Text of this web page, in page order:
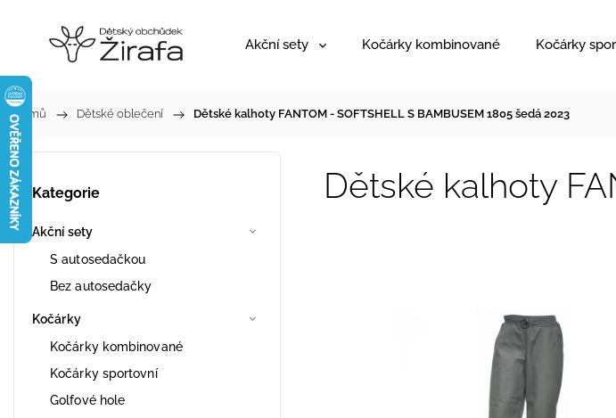
Akční sety Kočárky kombinované Kočárky
Domů / Dětské oblečení / Dětské kalhoty FANTOM - SOFTSHELL S BAMBUSEM 1805 šedá 2023
Kategorie
Akční sety
S autosedačkou
Bez autosedačky
Kočárky
Kočárky kombinované
Kočárky sportovní
Golfové hole
Dětské kalhoty